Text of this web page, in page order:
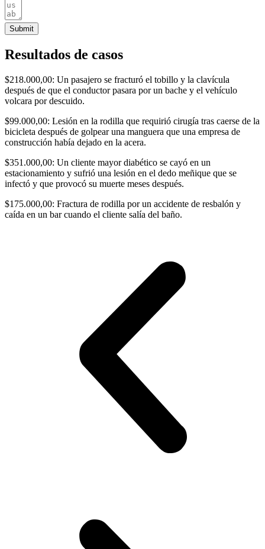
Submit
Resultados de casos
$218.000,00: Un pasajero se fracturó el tobillo y la clavícula
después de que el conductor pasara por un bache y el vehículo
volcara por descuido.
$99.000,00: Lesión en la rodilla que requirió cirugía tras caerse de la
bicicleta después de golpear una manguera que una empresa de
construcción había dejado en la acera.
$351.000,00: Un cliente mayor diabético se cayó en un
estacionamiento y sufrió una lesión en el dedo meñique que se
infectó y que provocó su muerte meses después.
$175.000,00: Fractura de rodilla por un accidente de resbalón y
caída en un bar cuando el cliente salía del baño.